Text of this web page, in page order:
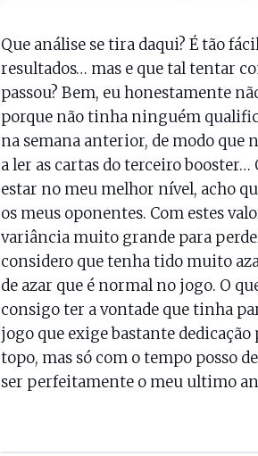
Que análise se tira daqui? É tão
resultados… mas e que tal tentar
passou? Bem, eu honestamente
porque não tinha ninguém
na semana anterior, de modo que
a ler as cartas do terceiro
estar no meu melhor nível, acho
os meus oponentes. Com estes
variância muito grande para
considero que tenha tido muito
de azar que é normal no jogo. O
consigo ter a vontade que tinha
jogo que exige bastante
topo, mas só com o tempo posso
ser perfeitamente o meu ultimo